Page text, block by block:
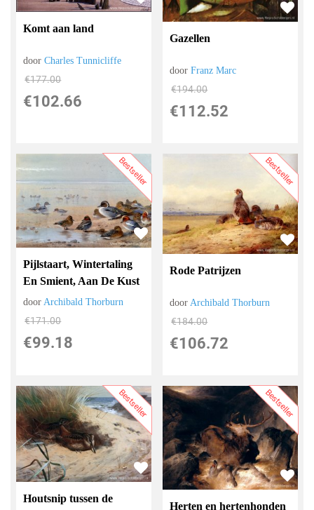
Komt aan land
doorCharles Tunnicliffe
€177.00
€102.66
Gazellen
doorFranz Marc
€194.00
€112.52
Bestseller
Pijlstaart, Wintertaling
En Smient, Aan De Kust
door Archibald Thorburn
€171.00
€99.18
Bestseller
Rode Patrijzen
doorArchibald Thorburn
€184.00
€106.72
Bestseller
Houtsnip tussen de
Bestseller
Herten en hertenhonden